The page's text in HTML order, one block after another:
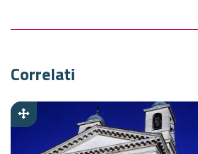
Correlati